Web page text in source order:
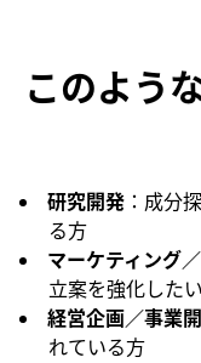
このよう
研究開発 ：成分
る方
マーケティング
立案を強化した
経営企画／事業
れている方